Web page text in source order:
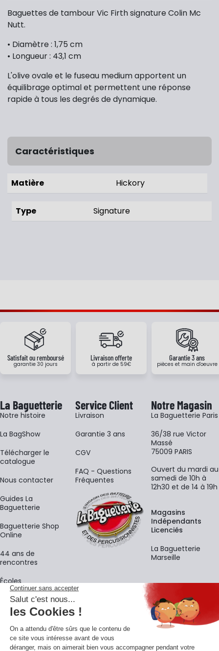
Baguettes de tambour Vic Firth signature Colin Mc
Nutt.
• Diamètre : 1,75 cm
• Longueur : 43,1 cm
L'olive ovale et le fuseau medium apportent un
équilibrage optimal et permettent une réponse
rapide à tous les degrés de dynamique.
Caractéristiques
Matière Hickory
Type Signature
Satisfait ou remboursé
garantie 30 jours
Livraison offerte
à partir de 59€
Garantie 3 ans
pièces et main d'oeuvre
La Baguetterie
Notre histoire
La BagShow
​Télécharger le
catalogue
Nous contacter
Guides La
Baguetterie
Baguetterie Shop
Online
44 ans de
rencontres
Écoles
Service Client
Livraison
Garantie 3 ans
CGV
FAQ - Questions
Fréquentes
Notre Magasin
La Baguetterie Paris
36/38 rue Victor
Massé
75009 PARIS
Ouvert du mardi au
samedi de 10h à
12h30 et de 14 à 19h
Magasins
Indépendants
Licenciés
La Baguetterie
Marseille
La newsletter
Adresse e-mail
En vous inscrivant à notre newsletter, vous acceptez notre
confidentialité.